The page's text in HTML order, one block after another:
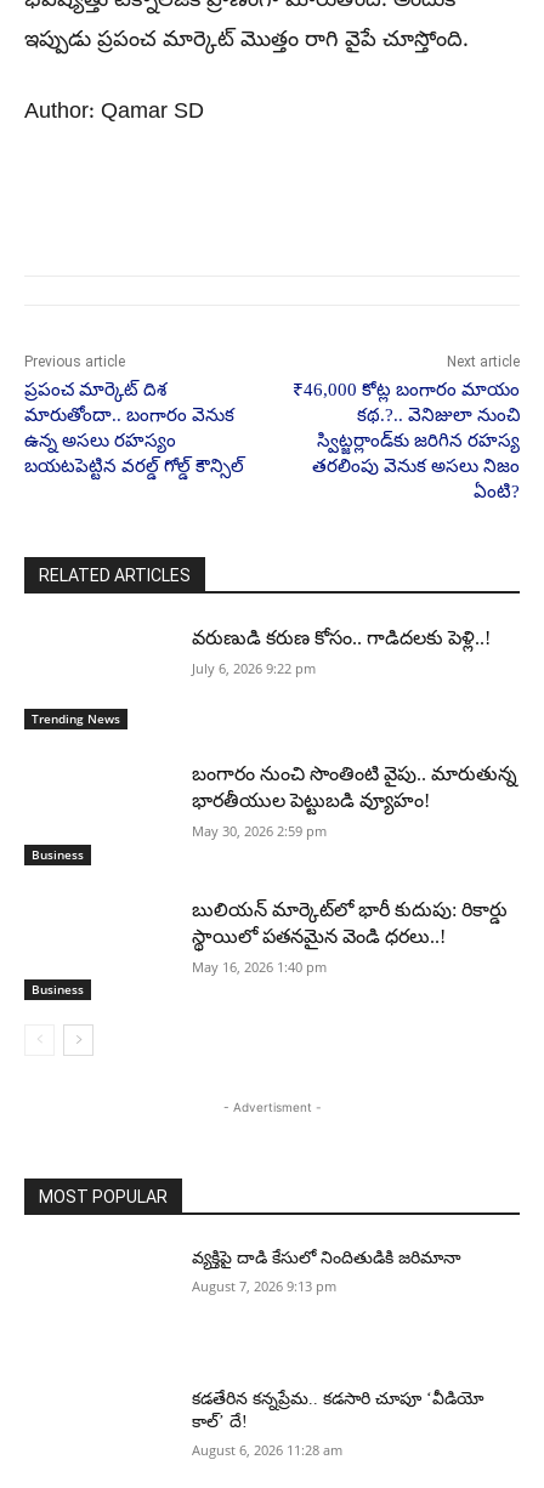
ఇప్పుడు ప్రపంచ మార్కెట్ మొత్తం రాగి వైపే చూస్తోంది.
Author: Qamar SD
Previous article
ప్రపంచ మార్కెట్ దిశ
మారుతోందా.. బంగారం వెనుక
ఉన్న అసలు రహస్యం
బయటపెట్టిన వరల్డ్ గోల్డ్ కౌన్సిల్
Next article
₹46,000 కోట్ల బంగారం మాయం
కథ.?.. వెనిజులా నుంచి
స్విట్జర్లాండ్‌కు జరిగిన రహస్య
తరలింపు వెనుక అసలు నిజం
ఏంటి?
RELATED ARTICLES
Trending News
వరుణుడి కరుణ కోసం.. గాడిదలకు పెళ్లి..!
July 6, 2026 9:22 pm
Business
బంగారం నుంచి సొంతింటి వైపు.. మారుతున్న
భారతీయుల పెట్టుబడి వ్యూహం!
May 30, 2026 2:59 pm
Business
బులియన్ మార్కెట్‌లో భారీ కుదుపు: రికార్డు
స్థాయిలో పతనమైన వెండి ధరలు..!
May 16, 2026 1:40 pm
- Advertisment -
MOST POPULAR
వ్యక్తిపై దాడి కేసులో నిందితుడికి జరిమానా
August 7, 2026 9:13 pm
కడతేరిన కన్నప్రేమ.. కడసారి చూపూ ‘వీడియో
కాల్’ దే!
August 6, 2026 11:28 am